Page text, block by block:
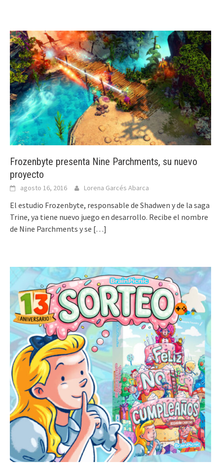
Frozenbyte presenta Nine Parchments, su nuevo
proyecto
agosto 16, 2016 Lorena Garcés Abarca
El estudio Frozenbyte, responsable de Shadwen y de la saga
Trine, ya tiene nuevo juego en desarrollo. Recibe el nombre
de Nine Parchments y se […]